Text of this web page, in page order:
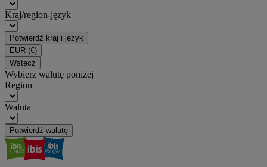
Kraj/region-język
Potwierdź kraj i język
EUR (€)
Wstecz
Wybierz walutę poniżej
Region
Waluta
Potwierdź walutę